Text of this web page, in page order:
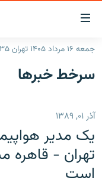
لینک‌های
قابلیت
دسترسی
بازگشت
اصلی
رفتن
صفحه
جستجو
ایران
رادیو
انتخاب کنید و بشنوید
برنامه‌های رادیویی
پادکست
چندرسانه‌ای
جمعه ۱۶ مرداد ۱۴۰۵ تهران ۱۲:۳۵
سرخط‌ خبرها
آذر ۰۱, ۱۳۸۹
یک مدیر
تهران - قاهره
است